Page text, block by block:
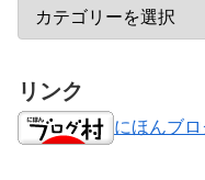
リンク
にほんブ